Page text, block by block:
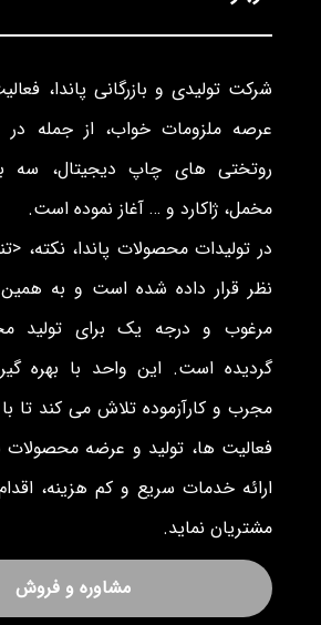
شرکت تولیدی و بازرگانی پاندا،
عرصه ملزومات خواب، از جمله در
روتختی های چاپ دیجیتال، سه
مخمل، ژاکارد و … آغاز نموده است.
در تولیدات محصولات پاندا، نکته،
نظر قرار داده شده است و به همین
مرغوب و درجه یک برای تولید
گردیده است. این واحد با بهره
مجرب و کارآزموده تلاش می کند تا
فعالیت ها، تولید و عرضه محصولات
ارائه خدمات سریع و کم هزینه،
مشتریان نماید.
مشاوره و فروش